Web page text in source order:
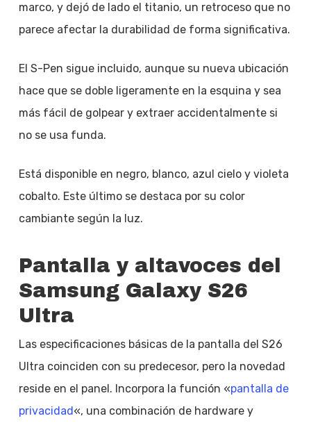
marco, y dejó de lado el titanio, un retroceso que no
parece afectar la durabilidad de forma significativa.
El S-Pen sigue incluido, aunque su nueva ubicación
hace que se doble ligeramente en la esquina y sea
más fácil de golpear y extraer accidentalmente si
no se usa funda.
Está disponible en negro, blanco, azul cielo y violeta
cobalto. Este último se destaca por su color
cambiante según la luz.
Pantalla y altavoces del
Samsung Galaxy S26
Ultra
Las especificaciones básicas de la pantalla del S26
Ultra coinciden con su predecesor, pero la novedad
reside en el panel. Incorpora la función «pantalla de
privacidad«, una combinación de hardware y